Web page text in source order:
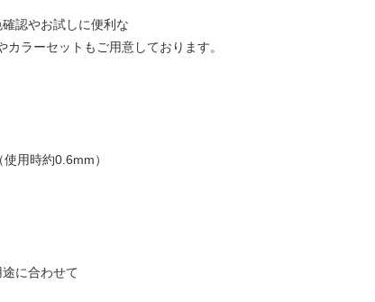
認やお試しに便利な
カラーセットもご用意しております。
用時約0.6mm）
に合わせて